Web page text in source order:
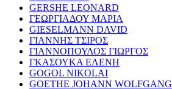
GERSHE LEONARD
ΓΕΩΡΓΙΑΔΟΥ ΜΑΡΙΑ
GIESELMANN DAVID
ΓΙΑΝΝΗΣ ΤΣΙΡΟΣ
ΓΙΑΝΝΟΠΟΥΛΟΣ ΓΙΩΡΓΟΣ
ΓΚΑΣΟΥΚΑ ΕΛΕΝΗ
GOGOL NIKOLAI
GOETHE JOHANN WOLFGANG